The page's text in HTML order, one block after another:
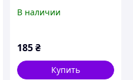
В наличии
185₴
Купить